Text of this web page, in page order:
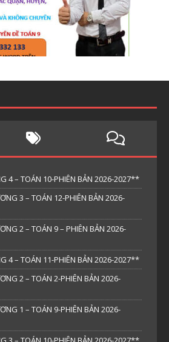
4 – TOÁN 10-PHIÊN BẢN 2026-2027**
3 – TOÁN 12-PHIÊN BẢN 2026-
2 – TOÁN 9 – PHIÊN BẢN 2026-
4 – TOÁN 11-PHIÊN BẢN 2026-2027**
2 – TOÁN 2-PHIÊN BẢN 2026-
1 – TOÁN 9-PHIÊN BẢN 2026-